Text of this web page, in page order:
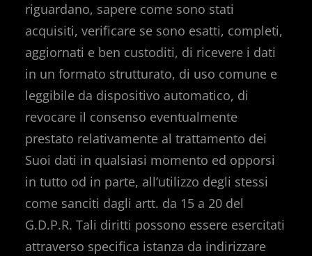
riguardano, sapere come sono stati
acquisiti, verificare se sono esatti, completi,
aggiornati e ben custoditi, di ricevere i dati
in un formato strutturato, di uso comune e
leggibile da dispositivo automatico, di
revocare il consenso eventualmente
prestato relativamente al trattamento dei
Suoi dati in qualsiasi momento ed opporsi
in tutto od in parte, all’utilizzo degli stessi
come sanciti dagli artt. da 15 a 20 del
G.D.P.R. Tali diritti possono essere esercitati
attraverso specifica istanza da indirizzare